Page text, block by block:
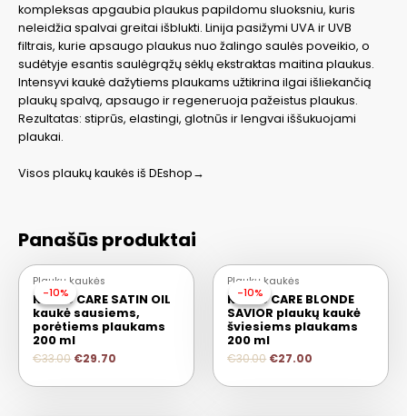
kompleksas apgaubia plaukus papildomu sluoksniu, kuris
neleidžia spalvai greitai išblukti. Linija pasižymi UVA ir UVB
filtrais, kurie apsaugo plaukus nuo žalingo saulės poveikio, o
sudėtyje esantis saulėgrąžų sėklų ekstraktas maitina plaukus.
Intensyvi kaukė dažytiems plaukams užtikrina ilgai išliekančią
plaukų spalvą, apsaugo ir regeneruoja pažeistus plaukus.
Rezultatas: stiprūs, elastingi, glotnūs ir lengvai iššukuojami
plaukai.
Visos plaukų kaukės iš DEshop→
Panašūs produktai
-10%
-10%
Plaukų kaukės
Keune CARE SATIN OIL
kaukė sausiems,
porėtiems plaukams
200 ml
€33.00 €29.70
-10%
-10%
Plaukų kaukės
Keune CARE BLONDE
SAVIOR plaukų kaukė
šviesiems plaukams
200 ml
€30.00 €27.00